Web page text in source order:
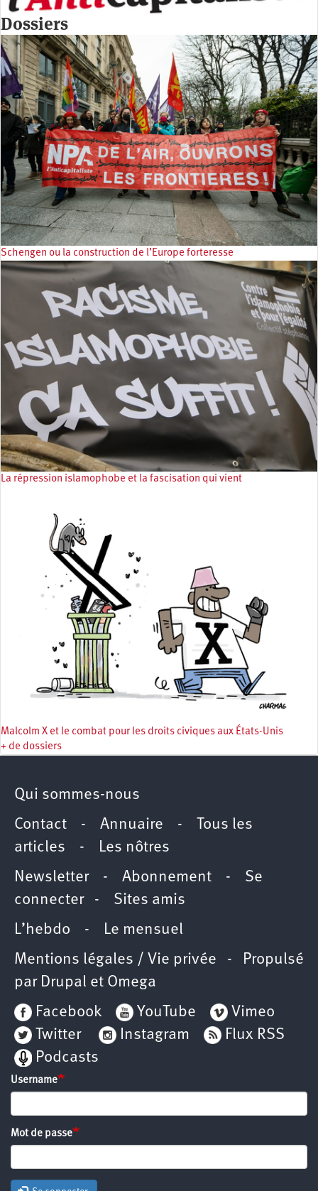
Dossiers
Schengen ou la construction de l’Europe forteresse
La répression islamophobe et la fascisation qui vient
Malcolm X et le combat pour les droits civiques aux États-Unis
+ de dossiers
Qui sommes-nous
Contact - Annuaire -
Tous les
articles - Les nôtres
Newsletter- Abonnement - Se
connecter- Sites amis
L’hebdo - Le mensuel
Mentions légales / Vie privée - Propulsé
par Drupal et Omega
Facebook
YouTube
Vimeo
Twitter
Instagram
Flux RSS
Podcasts
Username
Mot de passe